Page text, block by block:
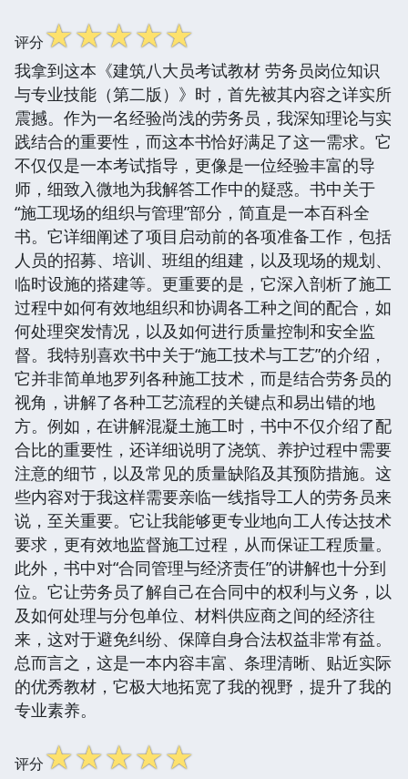
评分☆☆☆☆☆
我拿到这本《建筑八大员考试教材 劳务员岗位知识
与专业技能（第二版）》时，首先被其内容之详实所
震撼。作为一名经验尚浅的劳务员，我深知理论与实
践结合的重要性，而这本书恰好满足了这一需求。它
不仅仅是一本考试指导，更像是一位经验丰富的导
师，细致入微地为我解答工作中的疑惑。书中关于
“施工现场的组织与管理”部分，简直是一本百科全
书。它详细阐述了项目启动前的各项准备工作，包括
人员的招募、培训、班组的组建，以及现场的规划、
临时设施的搭建等。更重要的是，它深入剖析了施工
过程中如何有效地组织和协调各工种之间的配合，如
何处理突发情况，以及如何进行质量控制和安全监
督。我特别喜欢书中关于“施工技术与工艺”的介绍，
它并非简单地罗列各种施工技术，而是结合劳务员的
视角，讲解了各种工艺流程的关键点和易出错的地
方。例如，在讲解混凝土施工时，书中不仅介绍了配
合比的重要性，还详细说明了浇筑、养护过程中需要
注意的细节，以及常见的质量缺陷及其预防措施。这
些内容对于我这样需要亲临一线指导工人的劳务员来
说，至关重要。它让我能够更专业地向工人传达技术
要求，更有效地监督施工过程，从而保证工程质量。
此外，书中对“合同管理与经济责任”的讲解也十分到
位。它让劳务员了解自己在合同中的权利与义务，以
及如何处理与分包单位、材料供应商之间的经济往
来，这对于避免纠纷、保障自身合法权益非常有益。
总而言之，这是一本内容丰富、条理清晰、贴近实际
的优秀教材，它极大地拓宽了我的视野，提升了我的
专业素养。
评分☆☆☆☆☆